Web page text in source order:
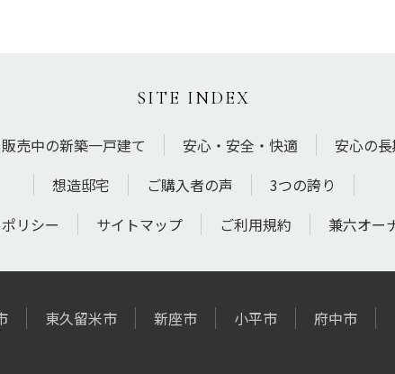
SITE INDEX
販売中の新築一戸建て 安心・安全・快適
安心の
想造邸宅
ご購入者の声
3つの誇り
リシー
サイトマップ ご利用規約 兼六オー
東久留米市 新座市 小平市 府中市